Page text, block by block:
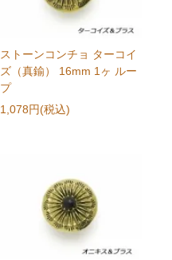
ストーンコンチョ ターコイ
ズ（真鍮） 16mm 1ヶ ルー
プ
1,078円(税込)